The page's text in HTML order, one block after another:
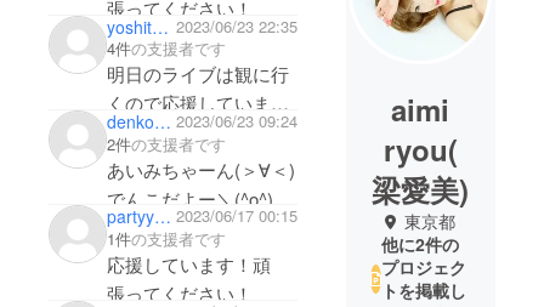
張ってください！
yoshitaka1220 2023/06/23 22:35
4件の支援者です
明日のライブは観に行
くので応援していま
す！頑張ってくださ
い！
denko0127 2023/06/23 09:24
2件の支援者です
あいみちゃーん(＞∀＜)
でんこだよー＼(^o^)／
頑張ってね(^ω^)
partyyamaoka 2023/06/17 00:15
1件の支援者です
応援しています！頑
張ってください！
aimi
ryou⁡(
梁愛美)
東京都
他に2件の
プロジェク
トを掲載し